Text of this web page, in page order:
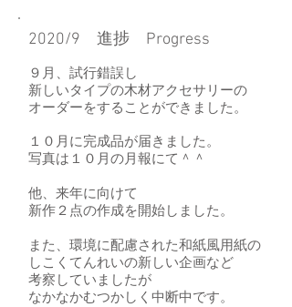
2020/9 進捗 Progress
９月、試行錯誤し
新しいタイプの木材アクセサリーの
オーダーをすることができました。
１０月に完成品が届きました。
写真は１０月の月報にて＾＾
他、来年に向けて
新作２点の作成を開始しました。
また、環境に配慮された和紙風用紙の
しこくてんれいの新しい企画など
考察していましたが
​なかなかむつかしく中断中です。